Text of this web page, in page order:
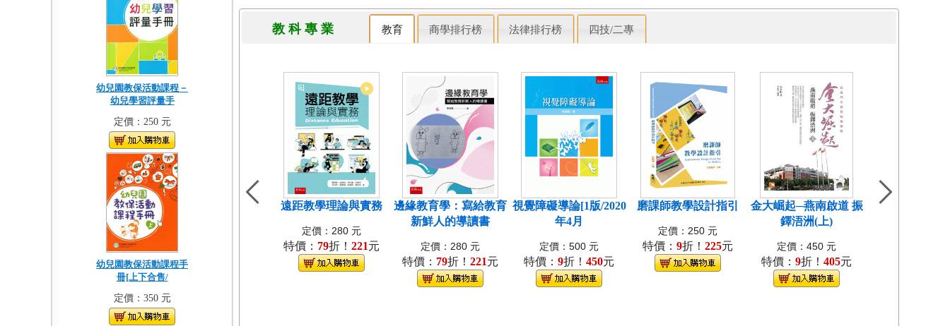
幼兒園教保活動課程－
幼兒學習評量手
定價：250 元
幼兒園教保活動課程手
冊[上下合售/
定價：350 元
教 科 專 業 教育 商學排行榜 法律排行榜 四技/二專
遠距教學理論與實務
定價：280 元
特價： 79折！ 221元
邊緣教育學：寫給教育
新鮮人的導讀書
定價：280 元
特價： 79折！ 221元
視覺障礙導論[1版/2020
年4月
定價：500 元
特價： 9折！ 450元
磨課師教學設計指引
定價：250 元
特價： 9折！ 225元
金大崛起─燕南啟道 振
鐸浯洲(上)
定價：450 元
特價： 9折！ 405元
中國近代教會